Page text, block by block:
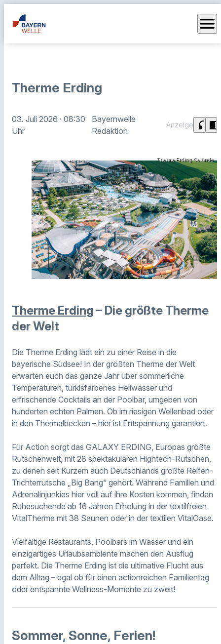
menu
Therme Erding
03. Juli 2026 · 08:30
Uhr
Bayernwelle
Redaktion
Anzeige headphones chrome_reader_mode
Therme Erding Gelände
Therme Erding – Die größte Therme
der Welt
Die Therme Erding lädt ein zu einer Reise in die
bayerische Südsee! In der größten Therme der Welt
erwarten euch das ganze Jahr über sommerliche
Temperaturen, türkisfarbenes Heilwasser und
erfrischende Cocktails an der Poolbar, umgeben von
hunderten echten Palmen. Ob im riesigen Wellenbad oder
in den Thermalbecken – hier ist Entspannung garantiert.
Für Action sorgt das GALAXY ERDING, Europas größte
Rutschenwelt, mit 28 spektakulären Hightech-Rutschen,
zu denen seit Kurzem auch Deutschlands größte Reifen-
Trichterrutsche „Big Bang“ gehört. Während Familien und
Adrenalinjunkies hier voll auf ihre Kosten kommen, finden
Ruhesuchende ab 16 Jahren Erholung in der textilfreien
VitalTherme mit 38 Saunen oder in der textilen VitalOase.
Vielfältige Restaurants, Poolbars im Wasser und ein
einzigartiges Urlaubsambiente machen den Ausflug
perfekt. Die Therme Erding ist die ultimative Flucht aus
dem Alltag – egal ob für einen actionreichen Familientag
oder entspannte Wellness-Momente zu zweit!
Sommer, Sonne, Ferien!